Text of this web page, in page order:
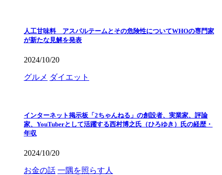
人工甘味料 アスパルテームとその危険性についてWHOの専門家
が新たな見解を発表
2024/10/20
グルメ ダイエット
インターネット掲示板「2ちゃんねる」の創設者、実業家、評論
家、YouTuberとして活躍する西村博之氏（ひろゆき）氏の経歴・
年収
2024/10/20
お金の話 一隅を照らす人